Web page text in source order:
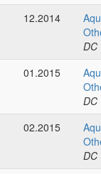
12.2014
DC
01.2015
DC
02.2015
DC